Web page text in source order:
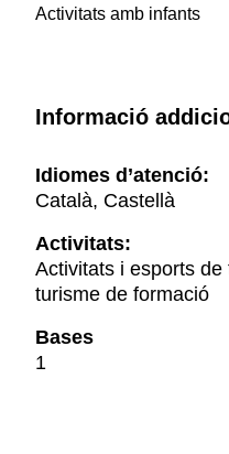
Activitats amb infants
Informació
Idiomes d’atenció:
Català, Castellà
Activitats:
Activitats i esports
turisme de formació
Bases
1